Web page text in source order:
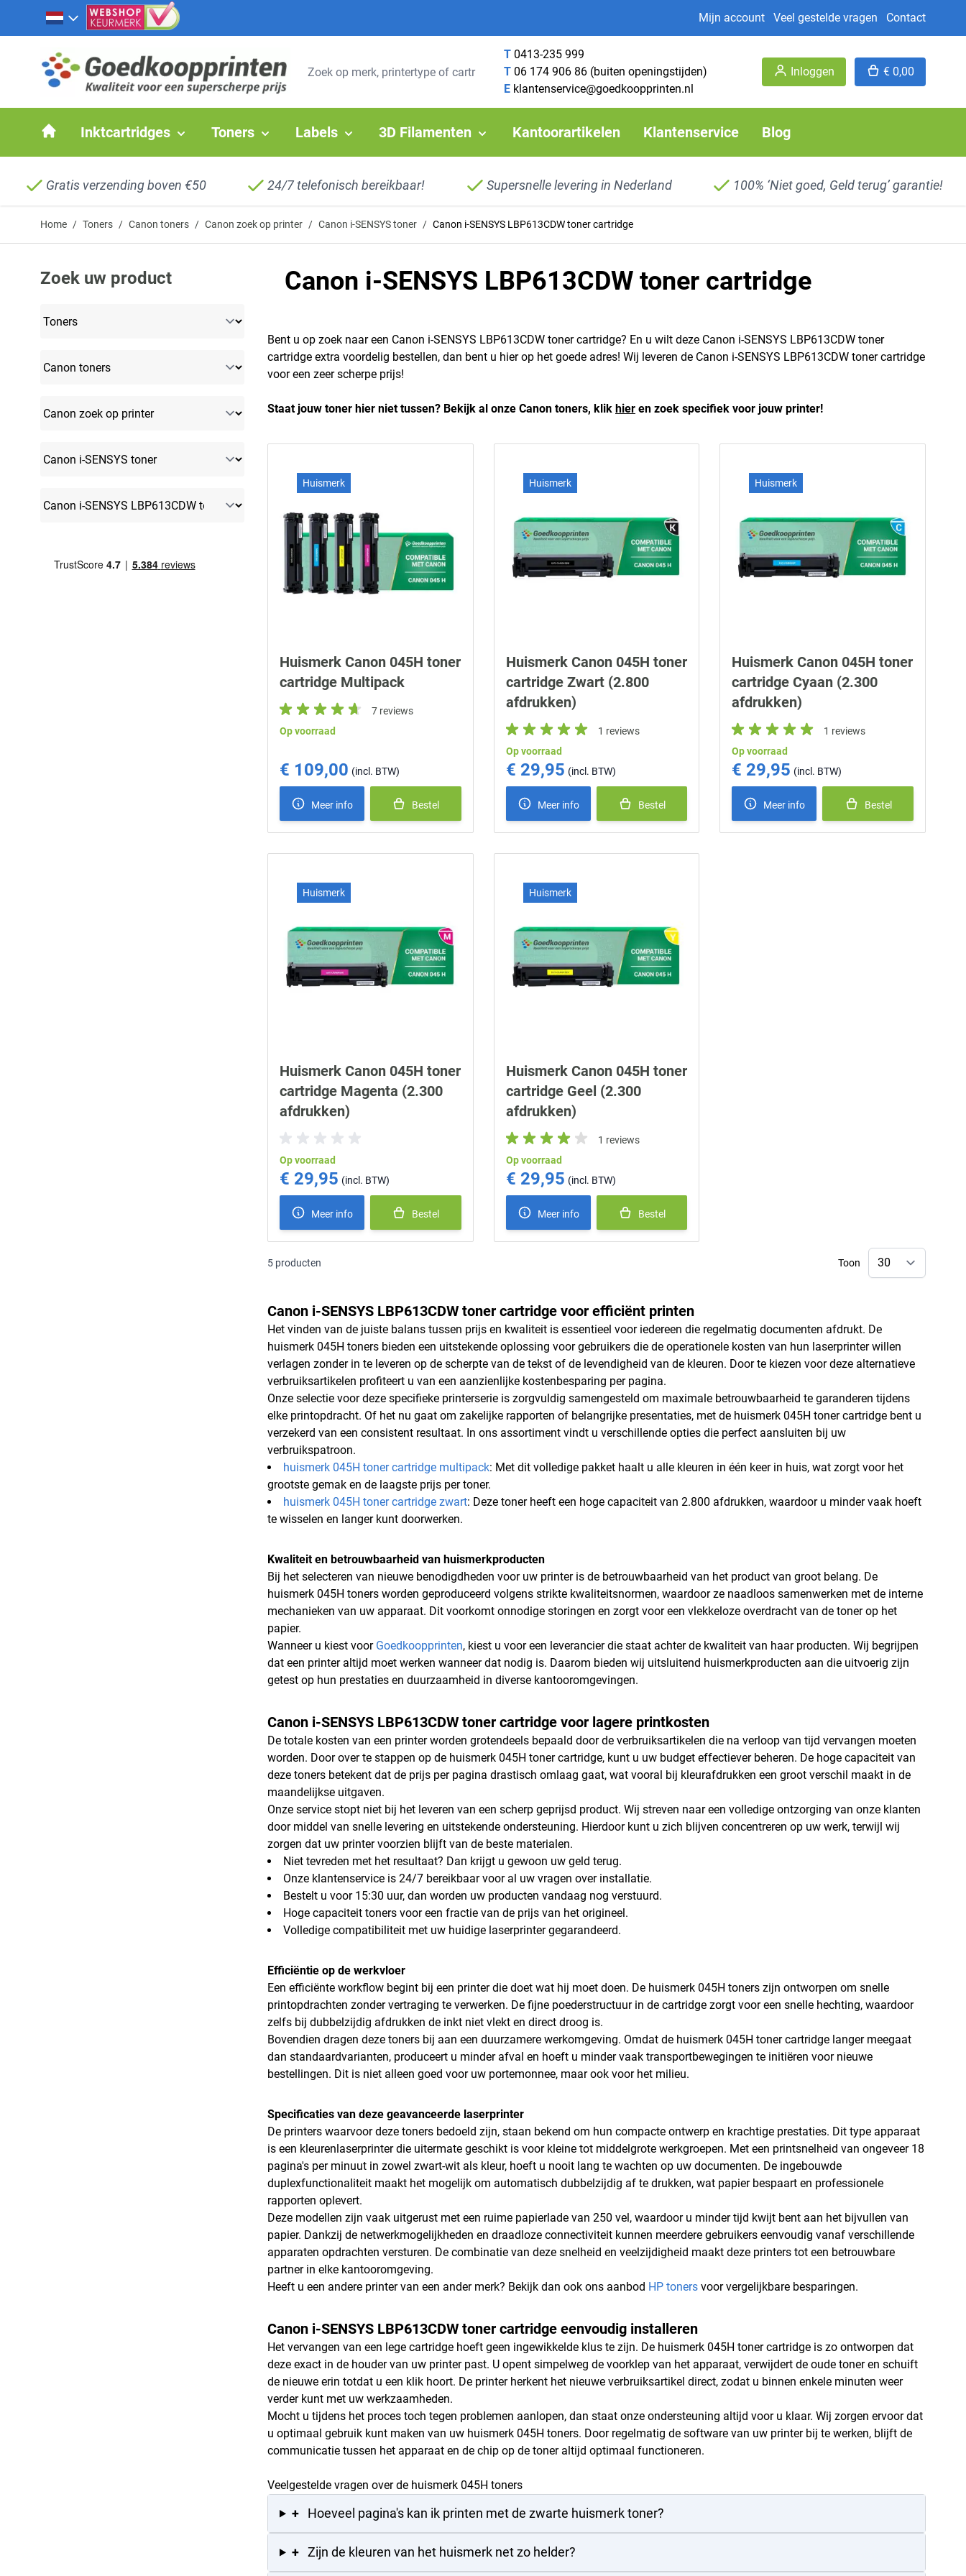
Ga naar de inhoud
Mijn account Veel gestelde vragen Contact
T 0413-235 999
T 06 174 906 86 (buiten openingstijden)
E klantenservice@goedkoopprinten.nl
Inloggen € 0,00
Inktcartridges Toners Labels 3D Filamenten Kantoorartikelen Klantenservice Blog
Gratis verzending boven €50 24/7 telefonisch bereikbaar! Supersnelle levering in Nederland 100% ‘Niet goed, Geld terug’ garantie!
Home / Toners / Canon toners / Canon zoek op printer / Canon i-SENSYS toner / Canon i-SENSYS LBP613CDW toner cartridge
Zoek uw product Canon i-SENSYS LBP613CDW toner cartridge
Bent u op zoek naar een Canon i-SENSYS LBP613CDW toner cartridge? En u wilt deze Canon i-SENSYS LBP613CDW toner
cartridge extra voordelig bestellen, dan bent u hier op het goede adres! Wij leveren de Canon i-SENSYS LBP613CDW toner cartridge
voor een zeer scherpe prijs!
Staat jouw toner hier niet tussen? Bekijk al onze Canon toners, klik hier en zoek specifiek voor jouw printer!
Huismerk
Huismerk Canon 045H toner
cartridge Multipack
7 reviews
Op voorraad
€ 109,00
Meer info Bestel
Huismerk
Huismerk Canon 045H toner
cartridge Zwart (2.800
afdrukken)
1 reviews
Op voorraad
€ 29,95
Meer info Bestel
Huismerk
Huismerk Canon 045H toner
cartridge Cyaan (2.300
afdrukken)
1 reviews
Op voorraad
€ 29,95
Meer info Bestel
Huismerk
Huismerk Canon 045H toner
cartridge Magenta (2.300
afdrukken)
Op voorraad
€ 29,95
Meer info Bestel
Huismerk
Huismerk Canon 045H toner
cartridge Geel (2.300
afdrukken)
1 reviews
Op voorraad
€ 29,95
Meer info Bestel
5 producten Toon
Canon i-SENSYS LBP613CDW toner cartridge voor efficiënt printen
Het vinden van de juiste balans tussen prijs en kwaliteit is essentieel voor iedereen die regelmatig documenten afdrukt. De
huismerk 045H toners bieden een uitstekende oplossing voor gebruikers die de operationele kosten van hun laserprinter willen
verlagen zonder in te leveren op de scherpte van de tekst of de levendigheid van de kleuren. Door te kiezen voor deze alternatieve
verbruiksartikelen profiteert u van een aanzienlijke kostenbesparing per pagina.
Onze selectie voor deze specifieke printerserie is zorgvuldig samengesteld om maximale betrouwbaarheid te garanderen tijdens
elke printopdracht. Of het nu gaat om zakelijke rapporten of belangrijke presentaties, met de huismerk 045H toner cartridge bent u
verzekerd van een consistent resultaat. In ons assortiment vindt u verschillende opties die perfect aansluiten bij uw
verbruikspatroon.
huismerk 045H toner cartridge multipack: Met dit volledige pakket haalt u alle kleuren in één keer in huis, wat zorgt voor het
grootste gemak en de laagste prijs per toner.
huismerk 045H toner cartridge zwart: Deze toner heeft een hoge capaciteit van 2.800 afdrukken, waardoor u minder vaak hoeft
te wisselen en langer kunt doorwerken.
Kwaliteit en betrouwbaarheid van huismerkproducten
Bij het selecteren van nieuwe benodigdheden voor uw printer is de betrouwbaarheid van het product van groot belang. De
huismerk 045H toners worden geproduceerd volgens strikte kwaliteitsnormen, waardoor ze naadloos samenwerken met de interne
mechanieken van uw apparaat. Dit voorkomt onnodige storingen en zorgt voor een vlekkeloze overdracht van de toner op het
papier.
Wanneer u kiest voor Goedkoopprinten, kiest u voor een leverancier die staat achter de kwaliteit van haar producten. Wij begrijpen
dat een printer altijd moet werken wanneer dat nodig is. Daarom bieden wij uitsluitend huismerkproducten aan die uitvoerig zijn
getest op hun prestaties en duurzaamheid in diverse kantooromgevingen.
Canon i-SENSYS LBP613CDW toner cartridge voor lagere printkosten
De totale kosten van een printer worden grotendeels bepaald door de verbruiksartikelen die na verloop van tijd vervangen moeten
worden. Door over te stappen op de huismerk 045H toner cartridge, kunt u uw budget effectiever beheren. De hoge capaciteit van
deze toners betekent dat de prijs per pagina drastisch omlaag gaat, wat vooral bij kleurafdrukken een groot verschil maakt in de
maandelijkse uitgaven.
Onze service stopt niet bij het leveren van een scherp geprijsd product. Wij streven naar een volledige ontzorging van onze klanten
door middel van snelle levering en uitstekende ondersteuning. Hierdoor kunt u zich blijven concentreren op uw werk, terwijl wij
zorgen dat uw printer voorzien blijft van de beste materialen.
Niet tevreden met het resultaat? Dan krijgt u gewoon uw geld terug.
Onze klantenservice is 24/7 bereikbaar voor al uw vragen over installatie.
Bestelt u voor 15:30 uur, dan worden uw producten vandaag nog verstuurd.
Hoge capaciteit toners voor een fractie van de prijs van het origineel.
Volledige compatibiliteit met uw huidige laserprinter gegarandeerd.
Efficiëntie op de werkvloer
Een efficiënte workflow begint bij een printer die doet wat hij moet doen. De huismerk 045H toners zijn ontworpen om snelle
printopdrachten zonder vertraging te verwerken. De fijne poederstructuur in de cartridge zorgt voor een snelle hechting, waardoor
zelfs bij dubbelzijdig afdrukken de inkt niet vlekt en direct droog is.
Bovendien dragen deze toners bij aan een duurzamere werkomgeving. Omdat de huismerk 045H toner cartridge langer meegaat
dan standaardvarianten, produceert u minder afval en hoeft u minder vaak transportbewegingen te initiëren voor nieuwe
bestellingen. Dit is niet alleen goed voor uw portemonnee, maar ook voor het milieu.
Specificaties van deze geavanceerde laserprinter
De printers waarvoor deze toners bedoeld zijn, staan bekend om hun compacte ontwerp en krachtige prestaties. Dit type apparaat
is een kleurenlaserprinter die uitermate geschikt is voor kleine tot middelgrote werkgroepen. Met een printsnelheid van ongeveer 18
pagina's per minuut in zowel zwart-wit als kleur, hoeft u nooit lang te wachten op uw documenten. De ingebouwde
duplexfunctionaliteit maakt het mogelijk om automatisch dubbelzijdig af te drukken, wat papier bespaart en professionele
rapporten oplevert.
Deze modellen zijn vaak uitgerust met een ruime papierlade van 250 vel, waardoor u minder tijd kwijt bent aan het bijvullen van
papier. Dankzij de netwerkmogelijkheden en draadloze connectiviteit kunnen meerdere gebruikers eenvoudig vanaf verschillende
apparaten opdrachten versturen. De combinatie van deze snelheid en veelzijdigheid maakt deze printers tot een betrouwbare
partner in elke kantooromgeving.
Heeft u een andere printer van een ander merk? Bekijk dan ook ons aanbod HP toners voor vergelijkbare besparingen.
Canon i-SENSYS LBP613CDW toner cartridge eenvoudig installeren
Het vervangen van een lege cartridge hoeft geen ingewikkelde klus te zijn. De huismerk 045H toner cartridge is zo ontworpen dat
deze exact in de houder van uw printer past. U opent simpelweg de voorklep van het apparaat, verwijdert de oude toner en schuift
de nieuwe erin totdat u een klik hoort. De printer herkent het nieuwe verbruiksartikel direct, zodat u binnen enkele minuten weer
verder kunt met uw werkzaamheden.
Mocht u tijdens het proces toch tegen problemen aanlopen, dan staat onze ondersteuning altijd voor u klaar. Wij zorgen ervoor dat
u optimaal gebruik kunt maken van uw huismerk 045H toners. Door regelmatig de software van uw printer bij te werken, blijft de
communicatie tussen het apparaat en de chip op de toner altijd optimaal functioneren.
Veelgestelde vragen over de huismerk 045H toners
+ Hoeveel pagina's kan ik printen met de zwarte huismerk toner?
+ Zijn de kleuren van het huismerk net zo helder?